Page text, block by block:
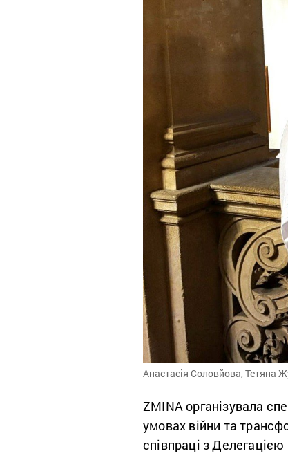
Анастасія Соловйова, Тетяна
ZMINA організувала
умовах війни та
співпраці з